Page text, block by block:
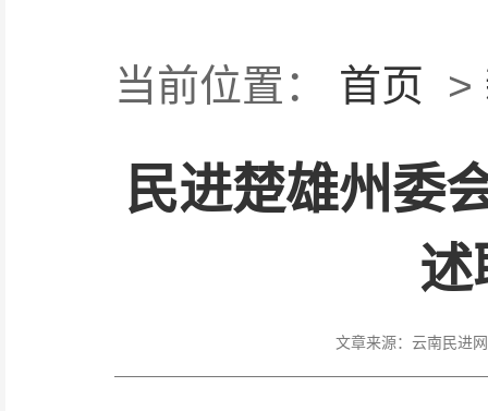
当前位置： 首页 >
民进楚雄州委
述
文章来源： 云南民进网